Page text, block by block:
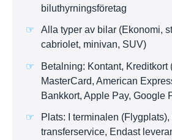
biluthyrningsföretag
Alla typer av bilar (Ekonomi,
cabriolet, minivan, SUV)
Betalning: Kontant, Kreditkort
MasterCard, American
Bankkort, Apple Pay, Google
Plats: I terminalen (Flygplats),
transferservice, Endast